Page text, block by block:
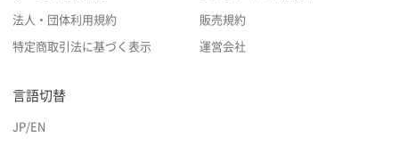
法人・団体利用規約 販売規約
特定商取引法に基づく表示 運営会社
言語切替
JP/EN